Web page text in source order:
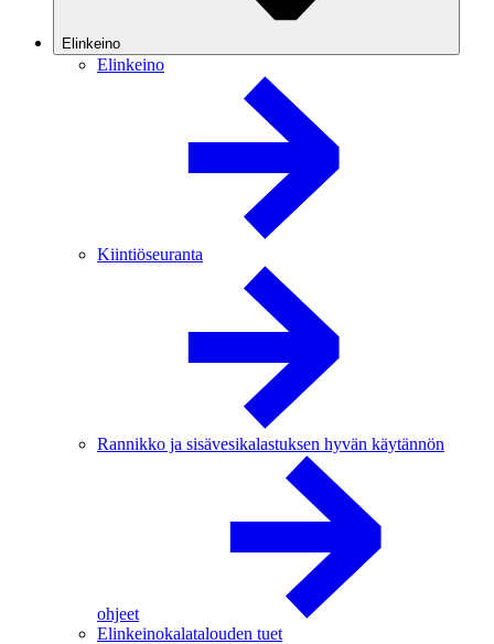
Elinkeino
Elinkeino
Kiintiöseuranta
Rannikko ja sisävesikalastuksen hyvän käytännön
ohjeet
Elinkeinokalatalouden tuet